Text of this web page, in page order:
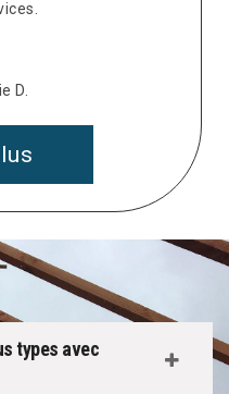
D.
types avec